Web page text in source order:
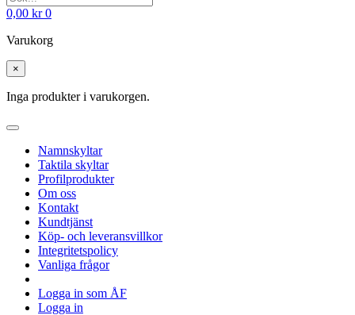
0,00 kr 0
Varukorg
×
Inga produkter i varukorgen.
Namnskyltar
Taktila skyltar
Profilprodukter
Om oss
Kontakt
Kundtjänst
Köp- och leveransvillkor
Integritetspolicy
Vanliga frågor
Logga in som ÅF
Logga in